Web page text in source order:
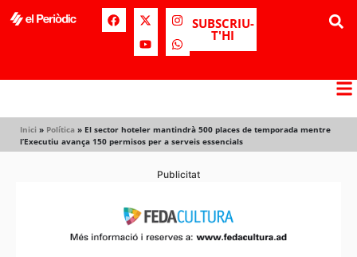
SUBSCRIU-
T'HI
Inici » Política » El sector hoteler mantindrà 500 places de temporada mentre
l’Executiu avança 150 permisos per a serveis essencials
Publicitat